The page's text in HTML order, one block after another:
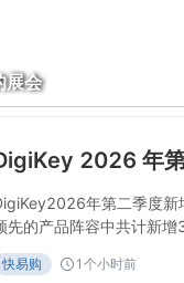
展会
年第二季度
先的产品阵容中共计新
市-2026年07月29日2026
种零件和104家新
快易购 1个小时前